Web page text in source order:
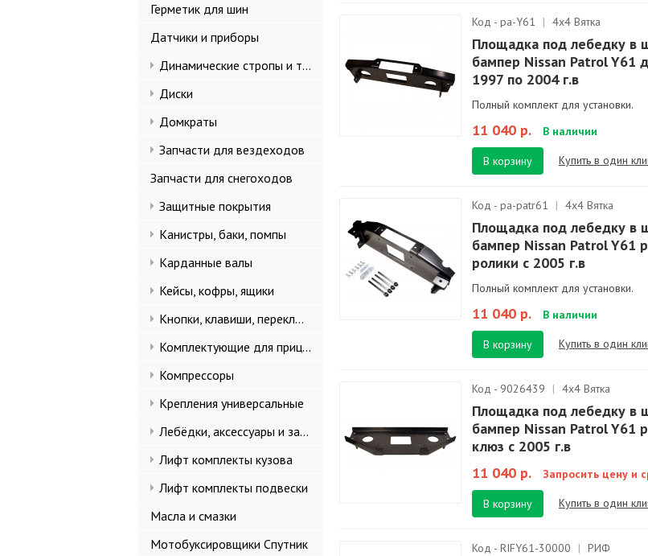
Герметик для шин
Датчики и приборы
Динамические стропы и такелаж
Диски
Домкраты
Запчасти для вездеходов
Запчасти для снегоходов
Защитные покрытия
Канистры, баки, помпы
Карданные валы
Кейсы, кофры, ящики
Кнопки, клавиши, переключатели
Комплектующие для прицепов
Компрессоры
Крепления универсальные
Лебёдки, аксессуары и запчасти
Лифт комплекты кузова
Лифт комплекты подвески
Масла и смазки
Мотобуксировщики Спутник
Код - pa-Y61 | 4х4 Вятка
Площадка под лебедку в
бампер Nissan Patrol Y61
1997 по 2004 г.в
Полный комплект для установки.
11 040 р. В наличии
В корзину Купить в один
Код - pa-patr61 | 4х4 Вятка
Площадка под лебедку в
бампер Nissan Patrol Y61
ролики с 2005 г.в
Полный комплект для установки.
11 040 р. В наличии
В корзину Купить в один
Код - 9026439 | 4х4 Вятка
Площадка под лебедку в
бампер Nissan Patrol Y61
клюз с 2005 г.в
11 040 р.
Запросить цену и
В корзину Купить в один
Код - RIFY61-30000 | РИФ